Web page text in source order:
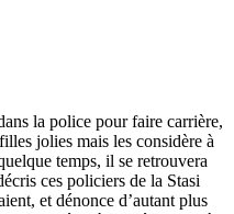
la police pour faire carrière,
jolies mais les considère à
temps, il se retrouvera
ces policiers de la Stasi
et dénonce d’autant plus